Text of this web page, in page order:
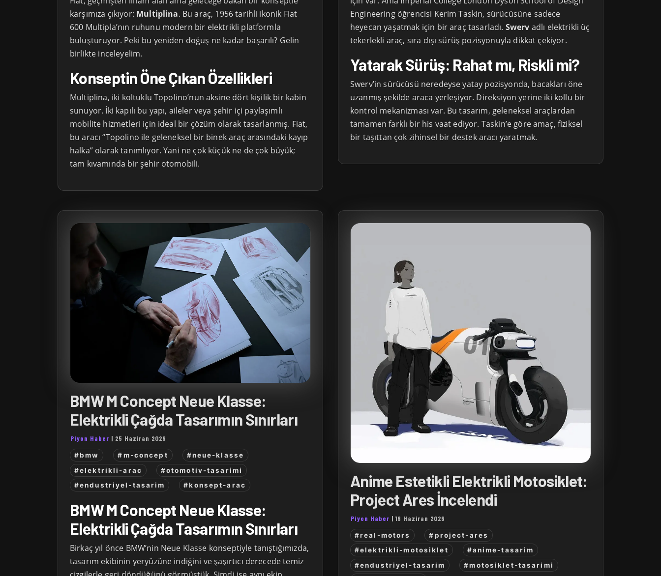
karşımıza çıkıyor: Multiplina. Bu araç, 1956 tarihli ikonik Fiat
600 Multipla’nın ruhunu modern bir elektrikli platformla
buluşturuyor. Peki bu yeniden doğuş ne kadar başarılı? Gelin
birlikte inceleyelim.
Konseptin Öne Çıkan Özellikleri
Multiplina, iki koltuklu Topolino’nun aksine dört kişilik bir kabin
sunuyor. İki kapılı bu yapı, aileler veya şehir içi paylaşımlı
mobilite hizmetleri için ideal bir çözüm olarak tasarlanmış. Fiat,
bu aracı “Topolino ile geleneksel bir binek araç arasındaki kayıp
halka” olarak tanımlıyor. Yani ne çok küçük ne de çok büyük;
tam kıvamında bir şehir otomobili.
Engineering öğrencisi Kerim Taskin, sürücüsüne sadece
heyecan yaşatmak için bir araç tasarladı. Swerv adlı elektrikli üç
tekerlekli araç, sıra dışı sürüş pozisyonuyla dikkat çekiyor.
Yatarak Sürüş: Rahat mı, Riskli mi?
Swerv’in sürücüsü neredeyse yatay pozisyonda, bacakları öne
uzanmış şekilde araca yerleşiyor. Direksiyon yerine iki kollu bir
kontrol mekanizması var. Bu tasarım, geleneksel araçlardan
tamamen farklı bir his vaat ediyor. Taskin’e göre amaç, fiziksel
bir taşıttan çok zihinsel bir destek aracı yaratmak.
BMW M Concept Neue Klasse:
Elektrikli Çağda Tasarımın Sınırları
Piyon Haber | 25 Haziran 2026
#bmw #m-concept
#neue-klasse
#elektrikli-arac
#otomotiv-tasarimi
#endustriyel-tasarim
#konsept-arac
BMW M Concept Neue Klasse:
Elektrikli Çağda Tasarımın Sınırları
Birkaç yıl önce BMW’nin Neue Klasse konseptiyle tanıştığımızda,
tasarım ekibinin yeryüzüne indiğini ve şaşırtıcı derecede temiz
Anime Estetikli Elektrikli Motosiklet:
Project Ares İncelendi
Piyon Haber |16 Haziran 2026
#real-motors
#project-ares
#elektrikli-motosiklet
#anime-tasarim
#endustriyel-tasarim
#motosiklet-tasarimi